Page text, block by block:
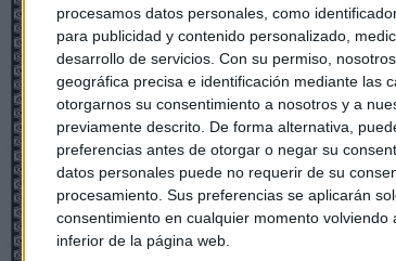
procesamos datos personales, como
para publicidad y contenido personalizado,
desarrollo de servicios. Con su permiso,
geográfica precisa e identificación mediante las
otorgarnos su consentimiento a nosotros y a
previamente descrito. De forma alternativa,
preferencias antes de otorgar o negar su
datos personales puede no requerir de su
procesamiento. Sus preferencias se aplicarán
consentimiento en cualquier momento
inferior de la página web.